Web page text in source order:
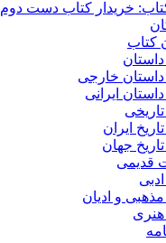
خریدار کتاب دست دوم
کتاب
خارجی
ایرانی
ایران
جهان
قدیمی
و ادیان